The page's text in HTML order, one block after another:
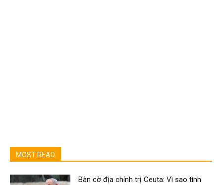
MOST READ
Bàn cờ địa chính trị Ceuta: Vì sao tình